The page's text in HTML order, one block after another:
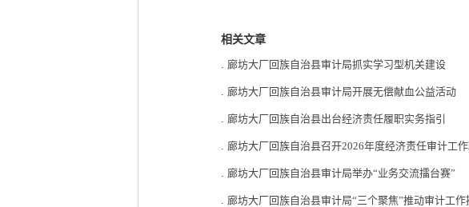
相关文章
. 廊坊大厂回族自治县审计局抓实学习型机关建设
. 廊坊大厂回族自治县审计局开展无偿献血公益活动
. 廊坊大厂回族自治县出台经济责任履职实务指引
. 廊坊大厂回族自治县召开2026年度经济责任审计工
. 廊坊大厂回族自治县审计局举办“业务交流擂台赛”
. 廊坊大厂回族自治县审计局“三个聚焦”推动审计工作